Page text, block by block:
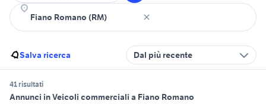
Salva ricerca Dal più recente
41 risultati
Annunci in Veicoli commerciali a Fiano Romano